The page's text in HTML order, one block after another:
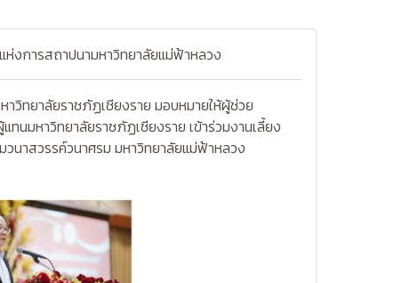
ห่งการสถาปนามหาวิทยาลัยแม่ฟ้าหลวง
ทยาลัยราชภัฏเชียงราย มอบหมายให้ผู้ช่วย
นมหาวิทยาลัยราชภัฏเชียงราย เข้าร่วมงานเลี้ยง
นาสวรรค์วนาศรม มหาวิทยาลัยแม่ฟ้าหลวง